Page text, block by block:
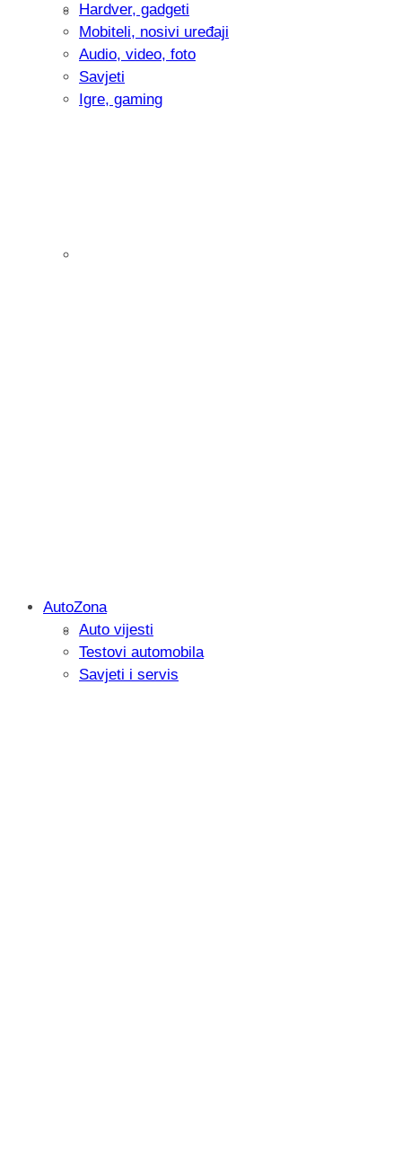
Intervju: Goran Jović, fotograf -
Hardver, gadgeti
Mobiteli, nosivi uređaji
Audio, video, foto
Savjeti
Igre, gaming
Savjetujemo: Što učiniti kada vaš
AutoZona
Auto vijesti
Testovi automobila
Savjeti i servis